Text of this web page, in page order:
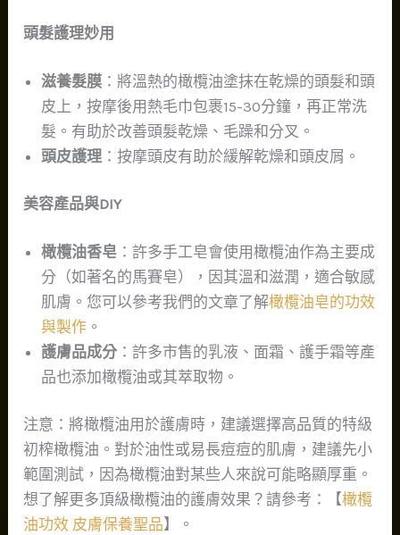
頭髮護理妙用
滋養髮膜 ：將溫熱的橄欖油塗抹在乾燥的頭髮和頭
皮上，按摩後用熱毛巾包裹15-30分鐘，再正常洗
髮。有助於改善頭髮乾燥、毛躁和分叉。
頭皮護理 ：按摩頭皮有助於緩解乾燥和頭皮屑。
美容產品與DIY
橄欖油香皂 ：許多手工皂會使用橄欖油作為主要成
分（如著名的馬賽皂），因其溫和滋潤，適合敏感
肌膚。您可以參考我們的文章了解橄欖油皂的功效
與製作 。
護膚品成分 ：許多市售的乳液、面霜、護手霜等產
品也添加橄欖油或其萃取物。
注意：將橄欖油用於護膚時，建議選擇高品質的特級
初榨橄欖油。對於油性或易長痘痘的肌膚，建議先小
範圍測試，因為橄欖油對某些人來說可能略顯厚重。
想了解更多頂級橄欖油的護膚效果？請參考：【橄欖
油功效 皮膚保養聖品】。